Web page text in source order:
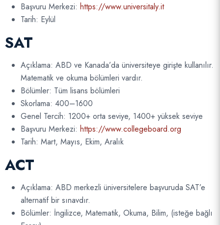
Başvuru Merkezi: https://www.universitaly.it
Tarih: Eylül
SAT
Açıklama: ABD ve Kanada’da üniversiteye girişte kullanılır.
Matematik ve okuma bölümleri vardır.
Bölümler: Tüm lisans bölümleri
Skorlama: 400–1600
Genel Tercih: 1200+ orta seviye, 1400+ yüksek seviye
Başvuru Merkezi: https://www.collegeboard.org
Tarih: Mart, Mayıs, Ekim, Aralık
ACT
Açıklama: ABD merkezli üniversitelere başvuruda SAT’e
alternatif bir sınavdır.
Bölümler: İngilizce, Matematik, Okuma, Bilim, (isteğe bağlı